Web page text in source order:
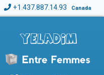
+1.437.887.14.93 Canada